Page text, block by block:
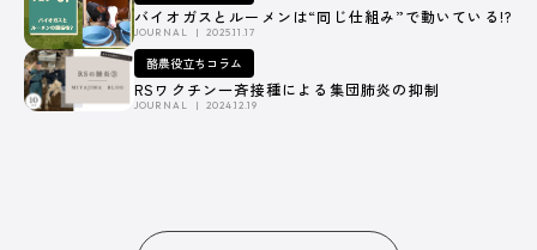
バイオガスとルーメンは“同じ仕組み”で動いている!?
JOURNAL 2025.11.17
酪農役立ちコラム
RSワクチン一斉接種による集団肺炎の抑制
JOURNAL 2024.12.19